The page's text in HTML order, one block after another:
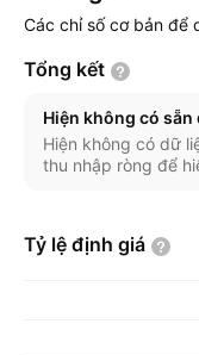
Các chỉ số cơ bản để
Tổng kết
Hiện không có sẵn
Hiện không có dữ
thu nhập ròng để
Tỷ lệ định giá